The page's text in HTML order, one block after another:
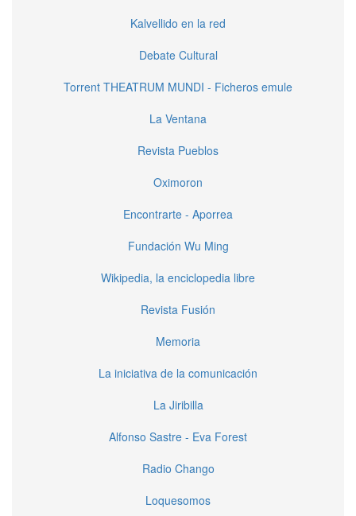
Kalvellido en la red
Debate Cultural
Torrent THEATRUM MUNDI - Ficheros emule
La Ventana
Revista Pueblos
Oximoron
Encontrarte - Aporrea
Fundación Wu Ming
Wikipedia, la enciclopedia libre
Revista Fusión
Memoria
La iniciativa de la comunicación
La Jiribilla
Alfonso Sastre - Eva Forest
Radio Chango
Loquesomos